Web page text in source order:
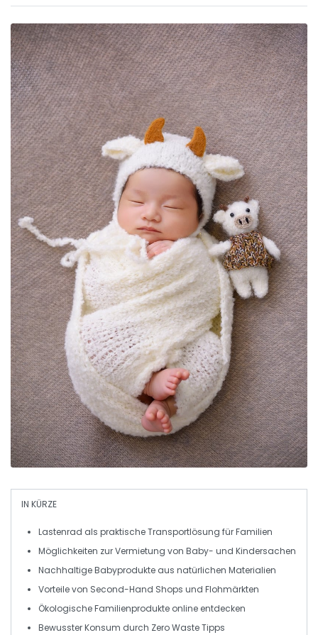
IN KÜRZE
Lastenrad als praktische Transportlösung für Familien
Möglichkeiten zurVermietung von Baby- und Kindersachen
Nachhaltige Babyprodukte aus natürlichen Materialien
Vorteile von Second-Hand Shops und Flohmärkten
ÖkologischeFamilienprodukte online entdecken
Bewusster Konsum durch Zero WasteTipps